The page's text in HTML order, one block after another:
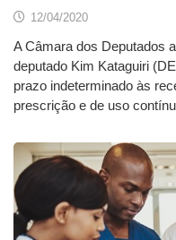
12/04/2020
A Câmara dos Deputados
deputado Kim Kataguiri
prazo indeterminado às
prescrição e de uso